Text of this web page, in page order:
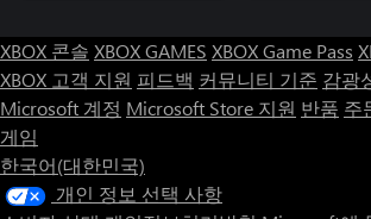
XBOX 콘솔 XBOX GAMES XBOX Game Pass
XBOX 고객 지원 피드백 커뮤니티 기준 감광
Microsoft 계정 Microsoft Store 지원 반품 주
게임
한국어(대한민국)
개인 정보 선택 사항